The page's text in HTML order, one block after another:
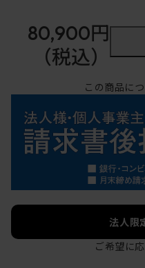
80,900円
（税込）
この商品に
法人限
ご希望に